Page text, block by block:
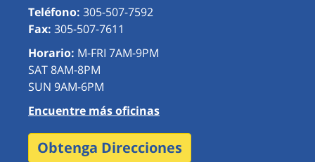
Teléfono: 305-507-7592
Fax: 305-507-7611
Horario: M-FRI 7AM-9PM
SAT 8AM-8PM
SUN 9AM-6PM
Encuentre más oficinas
Obtenga Direcciones